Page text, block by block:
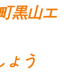
黒山エ
ょう